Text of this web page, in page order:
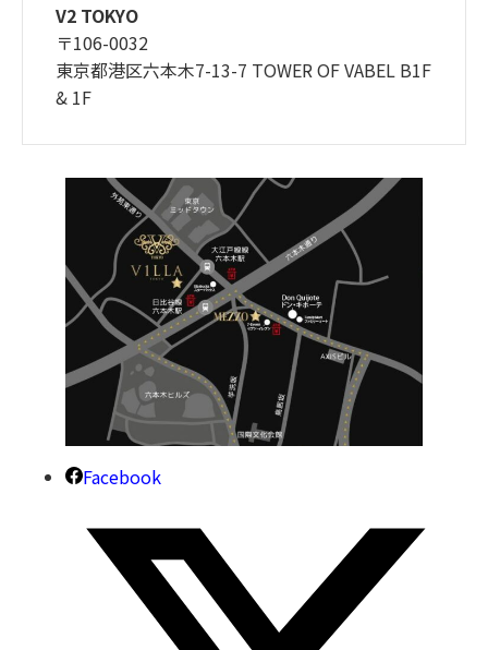
V2 TOKYO
〒106-0032
東京都港区六本木7-13-7 TOWER OF VABEL B1F
& 1F
Facebook